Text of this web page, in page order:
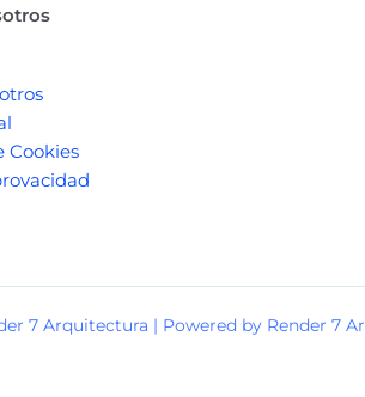
Cookies
7 Arquitectura | Powered by Render 7